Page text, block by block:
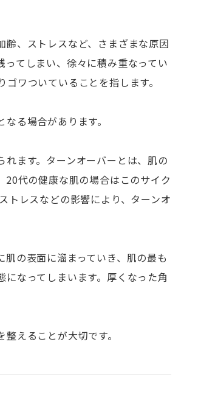
、ストレスなど、さまざまな原因
てしまい、徐々に積み重なってい
ワついていることを指します。
る場合があります。
ます。ターンオーバーとは、肌の
代の健康な肌の場合はこのサイク
トレスなどの影響により、ターンオ
の表面に溜まっていき、肌の最も
なってしまいます。厚くなった角
えることが大切です。